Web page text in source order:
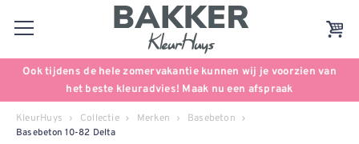
Ook tijdens de hele zomervakantie kunnen wij je voorzien van
het beste kleuradvies! Maak nu een afspraak
KleurHuys Collectie Merken Basebeton
Basebeton 10-82 Delta